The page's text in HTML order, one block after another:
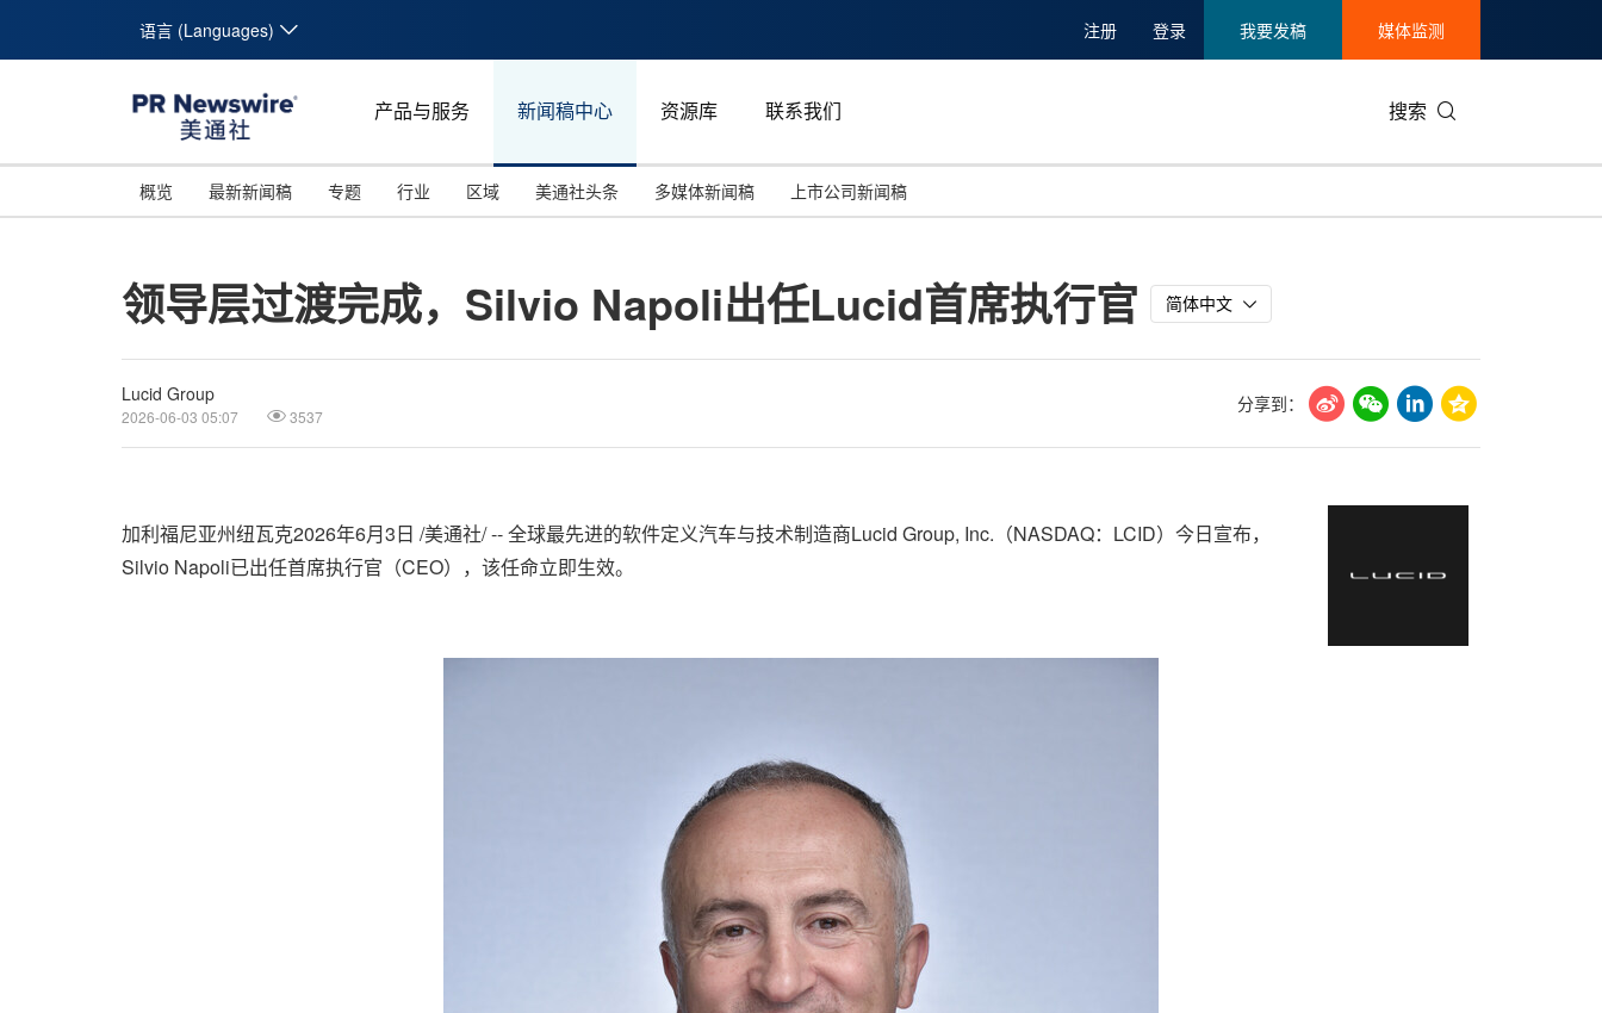
语言 (Languages) 注册 登录 我要发稿 媒体监测
产品与服务 新闻稿中心 资源库 联系我们 搜索
概览 最新新闻稿 专题
投资并购
碳中和
美国临床肿瘤学会(ASCO)
行业
能源化工与环保
娱乐时尚与艺术
区域
马来西亚
新加坡
美通社头条 多媒体新闻稿 上市公司新闻稿
领导层过渡完成，Silvio Napoli出任Lucid首席执行官 简体中文
Lucid Group
2026-06-03 05:07 3537
分享到：
加利福尼亚州纽瓦克2026年6月3日 /美通社/ -- 全球最先进的软件定义汽车与技术制造商Lucid Group, Inc.（NASDAQ：LCID）今日宣布，
Silvio Napoli已出任首席执行官（CEO），该任命立即生效。